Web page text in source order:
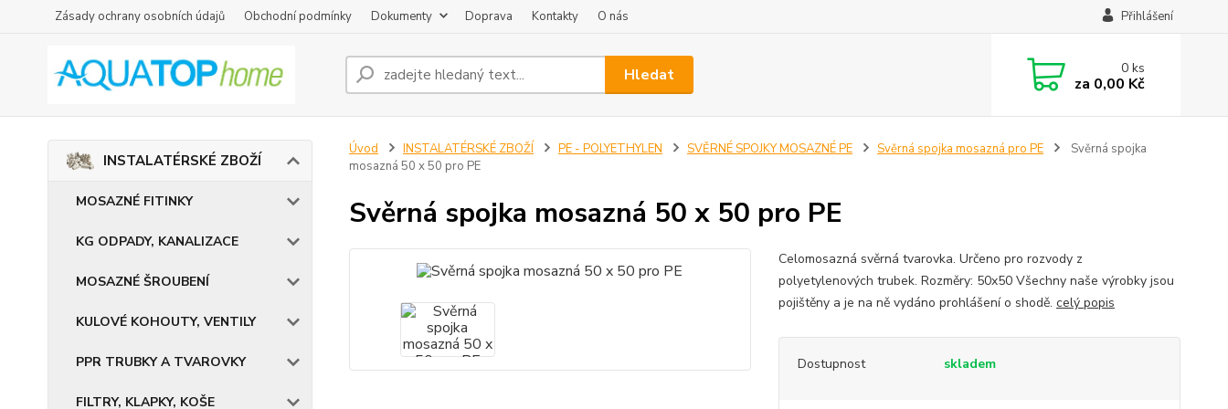
Zásady ochrany osobních údajů Obchodní podmínky Dokumenty Doprava Kontakty O nás Přihlášení
Hledat 0ks
za 0,00 Kč
INSTALATÉRSKÉ ZBOŽÍ
MOSAZNÉ FITINKY
KG ODPADY, KANALIZACE
MOSAZNÉ ŠROUBENÍ
KULOVÉ KOHOUTY, VENTILY
PPR TRUBKY A TVAROVKY
FILTRY, KLAPKY, KOŠE
Úvod INSTALATÉRSKÉ ZBOŽÍ PE - POLYETHYLEN SVĚRNÉ SPOJKY MOSAZNÉ PE Svěrná spojka mosazná pro PE
Svěrná spojka
mosazná 50 x 50 pro PE
Svěrná spojka mosazná 50 x 50 pro PE
Celomosazná svěrná tvarovka. Určeno pro rozvody z
polyetylenových trubek. Rozměry: 50x50 Všechny naše výrobky jsou
pojištěny a je na ně vydáno prohlášení o shodě. celý popis
Dostupnost skladem